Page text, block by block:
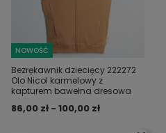
NOWOŚĆ
Bezrękawnik dziecięcy 222272
Olo Nicol karmelowy z
kapturem bawełna dresowa
86,00 zł - 100,00 zł